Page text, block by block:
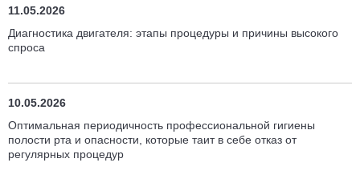
11.05.2026
Диагностика двигателя: этапы процедуры и причины высокого
спроса
10.05.2026
Оптимальная периодичность профессиональной гигиены
полости рта и опасности, которые таит в себе отказ от
регулярных процедур